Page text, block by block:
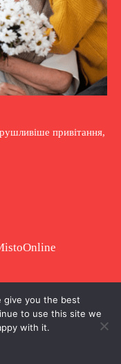
привітання,
give you the best
to use this site we
with it.